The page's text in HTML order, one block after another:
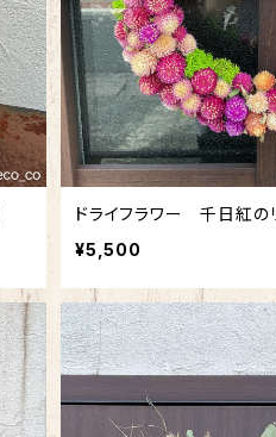
ドライフラワー 千日紅の
¥5,500